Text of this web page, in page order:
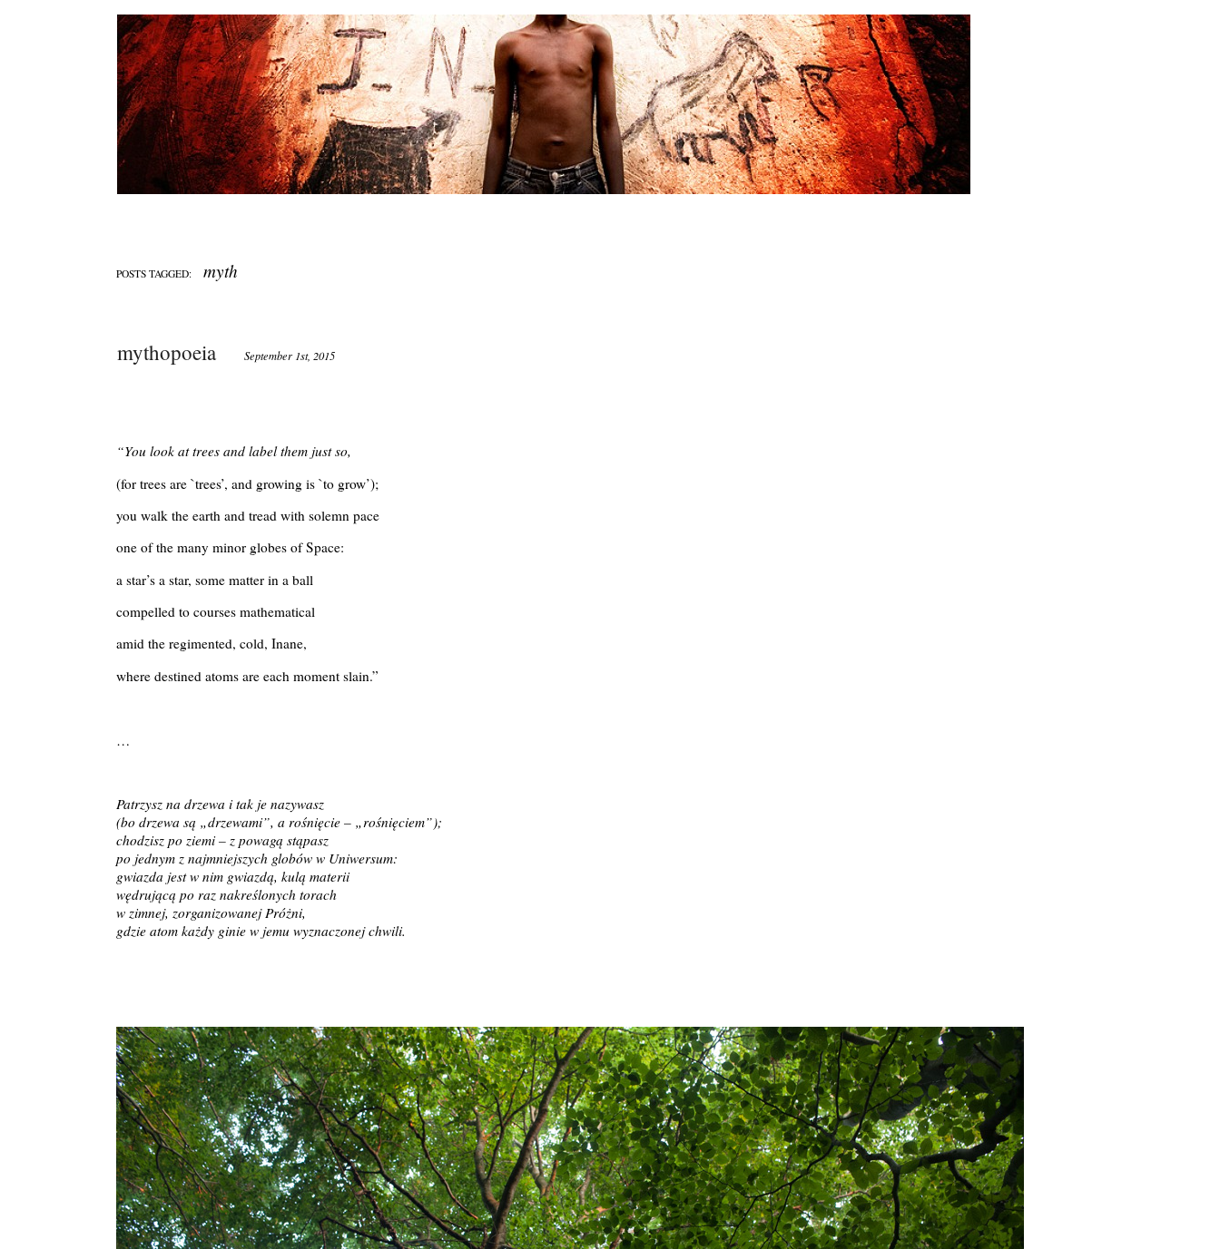
POSTS TAGGED: myth
mythopoeia September 1st, 2015
“You look at trees and label them just so,
(for trees are `trees’, and growing is `to grow’);
you walk the earth and tread with solemn pace
one of the many minor globes of Space:
a star’s a star, some matter in a ball
compelled to courses mathematical
amid the regimented, cold, Inane,
where destined atoms are each moment slain.”
…
Patrzysz na drzewa i tak je nazywasz
(bo drzewa są „drzewami”, a rośnięcie – „rośnięciem”);
chodzisz po ziemi – z powagą stąpasz
po jednym z najmniejszych globów w Uniwersum:
gwiazda jest w nim gwiazdą, kulą materii
wędrującą po raz nakreślonych torach
w zimnej, zorganizowanej Próżni,
gdzie atom każdy ginie w jemu wyznaczonej chwili.